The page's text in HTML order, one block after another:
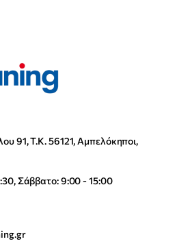
91, Τ.Κ. 56121, Αμπελόκηποι,
Σάββατο: 9:00 - 15:00